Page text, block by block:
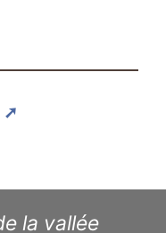
la vallée